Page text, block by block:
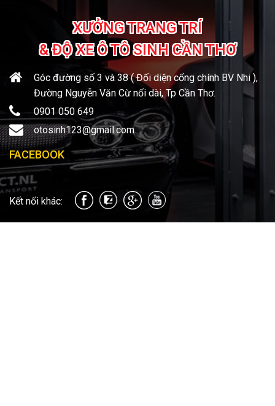
XƯỞNG TRANG TRÍ
& ĐỘ XE Ô TÔ SINH CẦN THƠ
Góc đường số 3 và 38 ( Đối diện cổng chính BV Nhi ),
Đường Nguyễn Văn Cừ nối dài, Tp Cần Thơ.
0901 050 649
otosinh123@gmail.com
FACEBOOK
Kết nối khác: